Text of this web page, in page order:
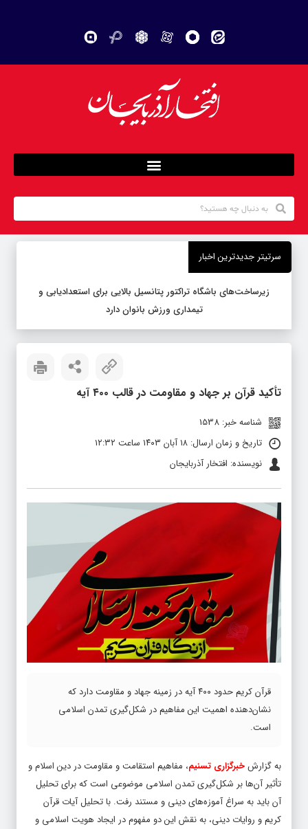
سرتیتر جدیدترین اخبار
زیرساخت‌های باشگاه تراکتور پتانسیل بالایی برای استعدادیابی و
تیمداری ورزش بانوان دارد
تأکید قرآن بر جهاد و مقاومت در قالب ۴۰۰ آیه
شناسه خبر: 1538
تاریخ و زمان ارسال: ۱۸ آبان ۱۴۰۳ ساعت ۱۲:۳۲
نویسنده: افتخار آذربایجان
قرآن کریم حدود ۴۰۰ آیه در زمینه جهاد و مقاومت دارد که
نشان‌دهنده اهمیت این مفاهیم در شکل‌گیری تمدن اسلامی
است.
به گزارشخبرگزاری تسنیم، مفاهیم استقامت و مقاومت در دین اسلام و
تأثیر آن‌ها بر شکل‌گیری تمدن اسلامی موضوعی است که برای تحلیل
آن باید به سراغ آموزه‌های دینی و مستند رفت. با تحلیل آیات قرآن
کریم و روایات دینی، به نقش این دو مفهوم در ایجاد هویت اسلامی و